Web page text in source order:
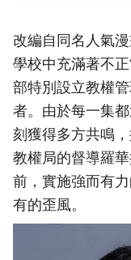
改編自同名人氣
學校中充滿著不
部特別設立教權
者。由於每一集
刻獲得多方共鳴
教權局的督導羅
前，實施強而有
有的歪風。